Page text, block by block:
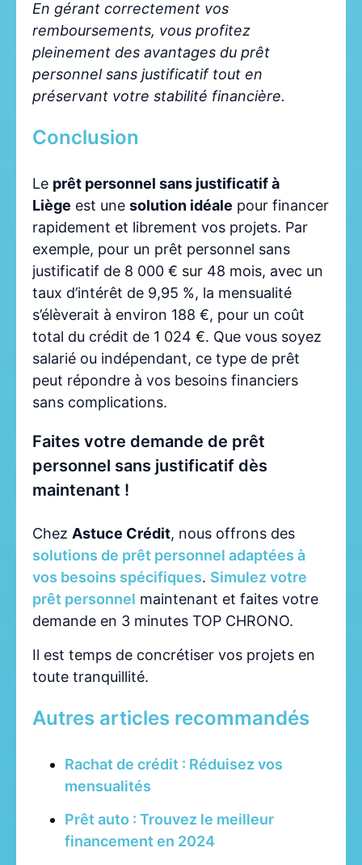
En gérant correctement vos
remboursements, vous profitez
pleinement des avantages du prêt
personnel sans justificatif tout en
préservant votre stabilité financière.
Conclusion
Le prêt personnel sans justificatif à
Liège est une solution idéale pour financer
rapidement et librement vos projets. Par
exemple, pour un prêt personnel sans
justificatif de 8 000 € sur 48 mois, avec un
taux d’intérêt de 9,95 %, la mensualité
s’élèverait à environ 188 €, pour un coût
total du crédit de 1 024 €. Que vous soyez
salarié ou indépendant, ce type de prêt
peut répondre à vos besoins financiers
sans complications.
Faites votre demande de prêt
personnel sans justificatif dès
maintenant !
Chez Astuce Crédit, nous offrons des
solutions de prêt personnel adaptées à
vos besoins spécifiques. Simulez votre
prêt personnel maintenant et faites votre
demande en 3 minutes TOP CHRONO.
Il est temps de concrétiser vos projets en
toute tranquillité.
Autres articles recommandés
Rachat de crédit : Réduisez vos
mensualités
Prêt auto : Trouvez le meilleur
financement en 2024